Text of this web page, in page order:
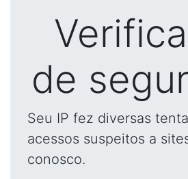
de
Seu IP fez diversas
acessos suspeitos a
conosco.